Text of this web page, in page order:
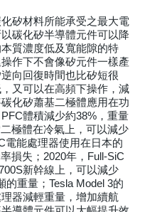
材料所能承受之最大電
碳化矽半導體元件可以降
質濃度低及寬能隙的特
作下不會像矽元件一樣產
向回復時間也比矽短很
又可以在高頻下操作，減
化矽蕭基二極體應用在功
體積減少約38%，重量
極體在冷氣上，可以減少
電能處理器使用在日本的
損失；2020年，Full-SiC
新幹線上，可以減少
的重量；Tesla Model 3的
器減輕重量，增加續航